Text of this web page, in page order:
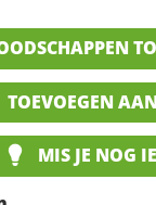
TOEVOEGEN
MIS JE NOG